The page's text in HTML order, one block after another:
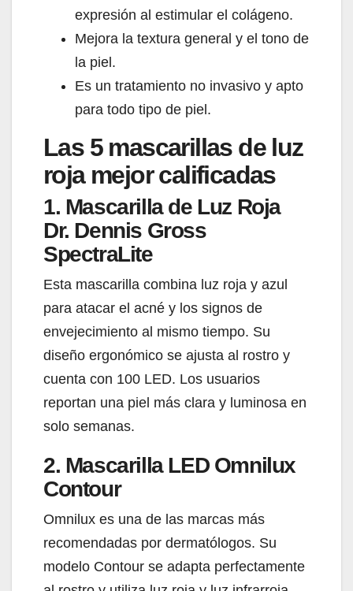
expresión al estimular el colágeno.
Mejora la textura general y el tono de
la piel.
Es un tratamiento no invasivo y apto
para todo tipo de piel.
Las 5 mascarillas de luz
roja mejor calificadas
1. Mascarilla de Luz Roja
Dr. Dennis Gross
SpectraLite
Esta mascarilla combina luz roja y azul
para atacar el acné y los signos de
envejecimiento al mismo tiempo. Su
diseño ergonómico se ajusta al rostro y
cuenta con 100 LED. Los usuarios
reportan una piel más clara y luminosa en
solo semanas.
2. Mascarilla LED Omnilux
Contour
Omnilux es una de las marcas más
recomendadas por dermatólogos. Su
modelo Contour se adapta perfectamente